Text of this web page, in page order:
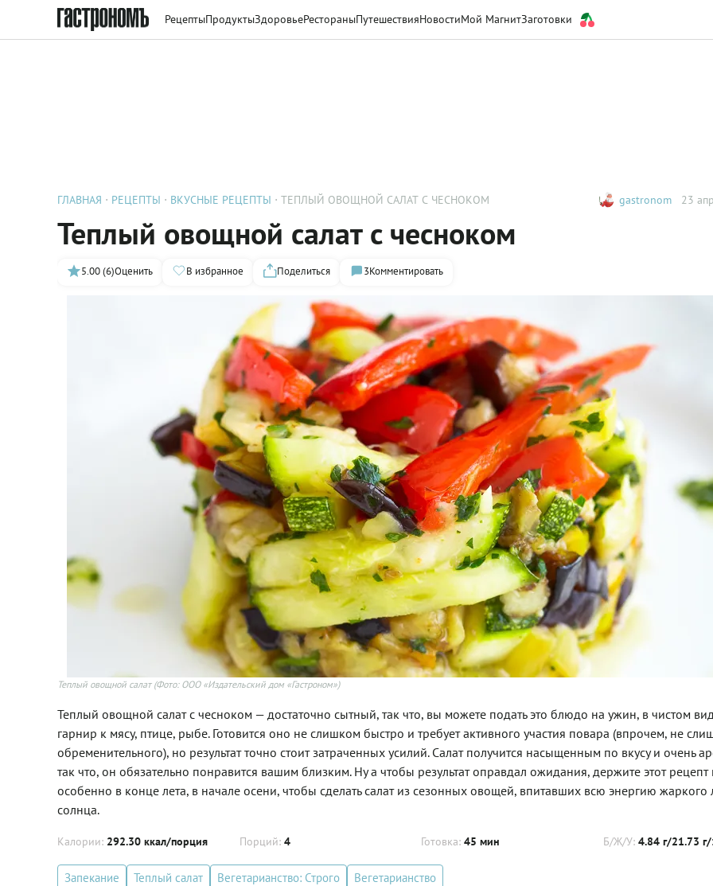
РецептыПродуктыЗдоровьеРестораныПутешествияНовостиМой МагнитЗаготовки
ГЛАВНАЯ РЕЦЕПТЫ ВКУСНЫЕ РЕЦЕПТЫ ТЕПЛЫЙ ОВОЩНОЙ САЛАТ С ЧЕСНОКОМ gastronom 23
Теплый овощной салат с чесноком
5.00 (6)Оценить В избранное Поделиться 3Комментировать
Теплый овощной салат(Фото: ООО «Издательский дом «Гастроном»)
Теплый овощной салат с чесноком — достаточно сытный, так что, вы можете подать это блюдо на ужин, в чистом
гарнир к мясу, птице, рыбе. Готовится оно не слишком быстро и требует активного участия повара (впрочем, не
обременительного), но результат точно стоит затраченных усилий. Салат получится насыщенным по вкусу и очень
так что, он обязательно понравится вашим близким. Ну а чтобы результат оправдал ожидания, держите этот рецепт
особенно в конце лета, в начале осени, чтобы сделать салат из сезонных овощей, впитавших всю энергию жаркого
солнца.
Калории: 292.30 ккал/порция Порций: 4 Готовка: 45 мин Б/Ж/У: 4.84 г/21.73
Запекание Теплый салат Вегетарианство: Строго Вегетарианство